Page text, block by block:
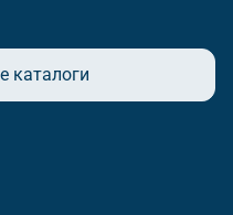
каталоги